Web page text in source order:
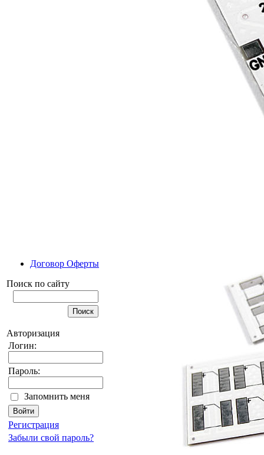
Договор Оферты
Поиск по сайту
Авторизация
Логин:
Пароль:
Запомнить меня
Регистрация
Забыли свой пароль?